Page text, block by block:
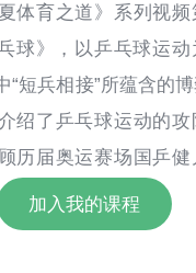
体育之道》系列视频
》，以乒乓球运动
“短兵相接”所蕴含的
绍了乒乓球运动的攻
历届奥运赛场国乒健
运动的灵动、坚韧与
结合奥林匹克精神
加入我的课程